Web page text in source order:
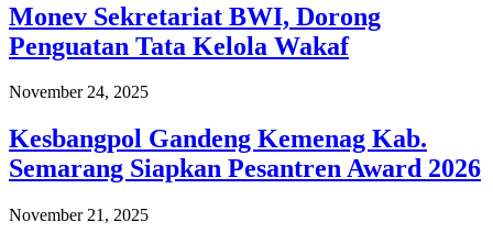
Monev Sekretariat BWI, Dorong
Penguatan Tata Kelola Wakaf
November 24, 2025
Kesbangpol Gandeng Kemenag Kab.
Semarang Siapkan Pesantren Award 2026
November 21, 2025